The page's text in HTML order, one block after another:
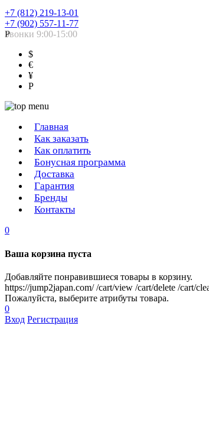
+7 (812) 219-13-01
+7 (902) 557-11-77
Звонки 9:00-15:00
Р
$
€
¥
Р
Главная
Как заказать
Как оплатить
Бонусная программа
Доставка
Гарантия
Бренды
Контакты
0
Ваша корзина пуста
Добавляйте понравившиеся товары в корзину.
https://jump2japan.com/ /cart/view /cart/delete /cart/
Пожалуйста, выберите атрибуты товара.
0
Вход Регистрация